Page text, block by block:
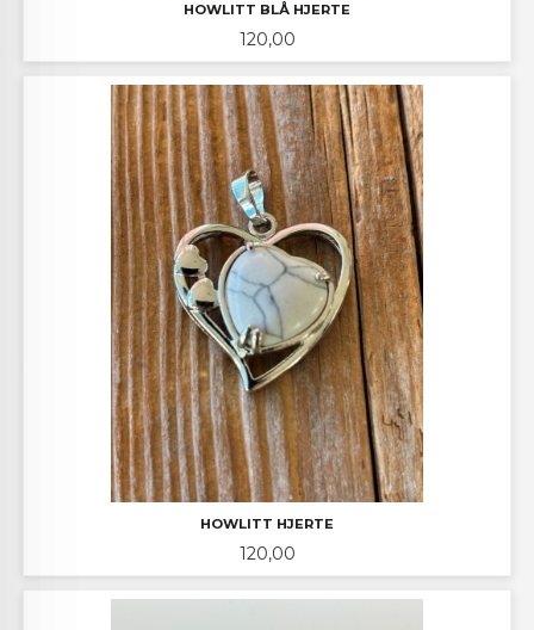
HOWLITT BLÅ HJERTE
Pris
120,00
HOWLITT HJERTE
Pris
120,00